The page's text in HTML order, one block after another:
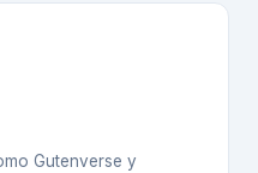
Gutenverse y